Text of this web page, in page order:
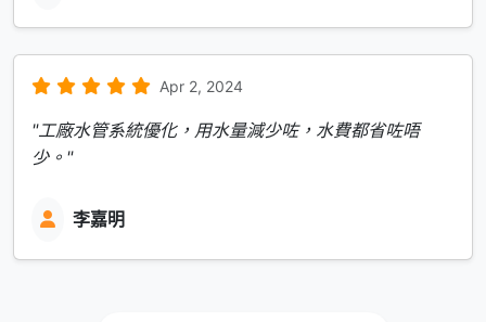
Apr 2, 2024
"工廠水管系統優化，用水量減少咗，水費都省咗唔
少。"
李嘉明